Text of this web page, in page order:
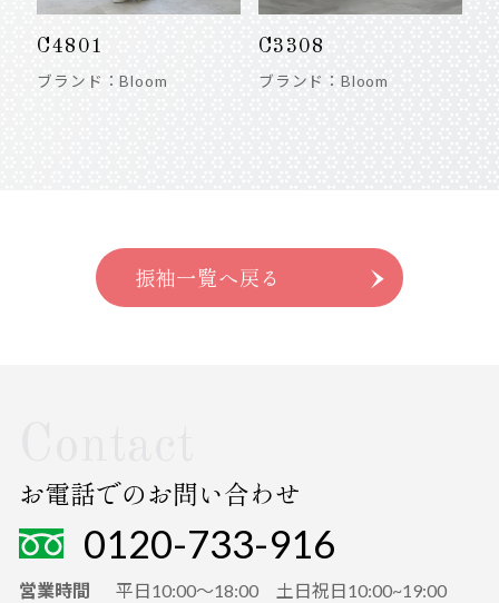
C4801
ブランド：Bloom
C3308
ブランド：Bloom
振袖一覧へ戻る
お電話でのお問い合わせ
0120-733-916
営業時間
平日10:00～18:00 土日祝日10:00~19:00